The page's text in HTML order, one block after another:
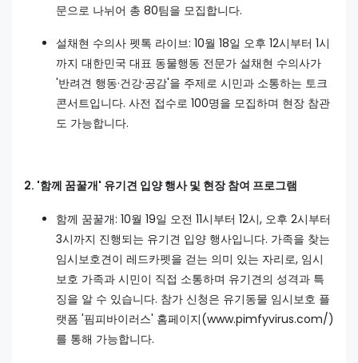
문으로 나뉘어 총 80팀을 모집합니다.
설채현 수의사 펫톡 라이브: 10월 18일 오후 12시부터 1시
까지 대한민국 대표 동물행동 전문가 설채현 수의사가
'반려견 행동·건강·공감'을 주제로 시민과 소통하는 토크
콘서트입니다. 사전 접수로 100명을 모집하며 현장 참관
도 가능합니다.
2. '함께 꿈꿀개' 유기견 입양 행사 및 현장 참여 프로그램
함께 꿈꿀개: 10월 19일 오전 11시부터 12시, 오후 2시부터
3시까지 진행되는 유기견 입양 행사입니다. 가족을 찾는
임시보호견이 레드카펫을 걷는 의미 있는 자리로, 임시
보호 가족과 시민이 직접 소통하며 유기견의 성격과 특
징을 알 수 있습니다. 참가 신청은 유기동물 임시보호 플
랫폼 '핌피바이러스' 홈페이지(www.pimfyvirus.com/)
를 통해 가능합니다.